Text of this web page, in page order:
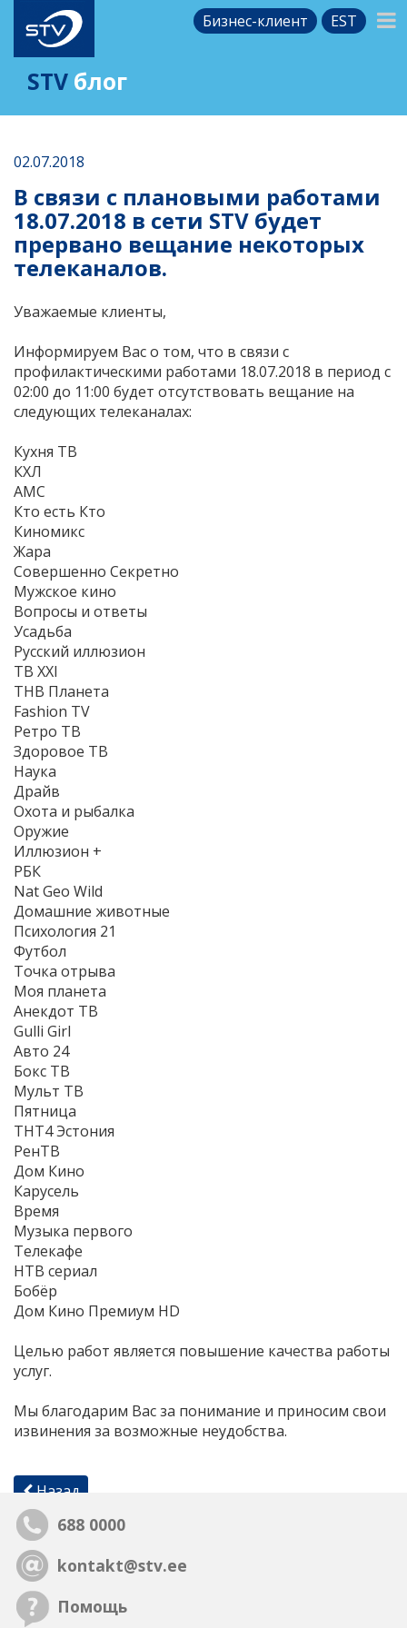
Бизнес-клиент EST
STV блог
02.07.2018
В связи с плановыми работами
18.07.2018 в сети STV будет
прервано вещание некоторых
телеканалов.
Уважаемые клиенты,
Информируем Вас о том, что в связи с
профилактическими работами 18.07.2018 в период с
02:00 до 11:00 будет отсутствовать вещание на
следующих телеканалах:
Кухня ТВ
КХЛ
AMC
Кто есть Кто
Киномикс
Жара
Совершенно Секретно
Мужское кино
Вопросы и ответы
Усадьба
Русский иллюзион
ТВ XXI
ТНВ Планета
Fashion TV
Ретро ТВ
Здоровое ТВ
Наука
Драйв
Охота и рыбалка
Оружие
Иллюзион +
РБК
Nat Geo Wild
Домашние животные
Психология 21
Футбол
Точка отрыва
Моя планета
Анекдот ТВ
Gulli Girl
Авто 24
Бокс ТВ
Мульт ТВ
Пятница
ТНТ4 Эстония
РенТВ
Дом Кино
Карусель
Время
Музыка первого
Телекафе
НТВ сериал
Бобёр
Дом Кино Премиум HD
Целью работ является повышение качества работы
услуг.
Мы благодарим Вас за понимание и приносим свои
извинения за возможные неудобства.
Назад
688 0000
kontakt@stv.ee
Помощь